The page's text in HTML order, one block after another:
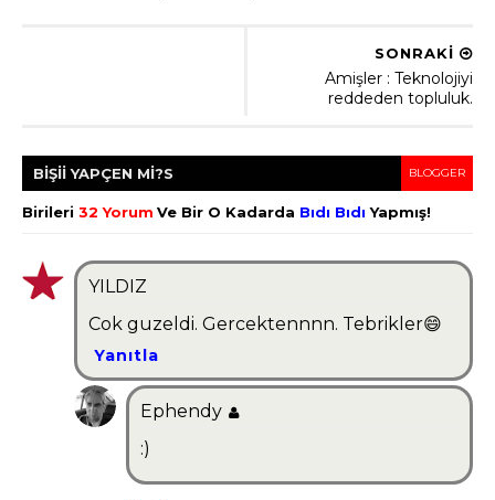
SONRAKİ
Amişler : Teknolojiyi
reddeden topluluk.
BİŞİİ YAPÇEN Mİ?S BLOGGER
Birileri 32 Yorum Ve Bir O Kadarda Bıdı BıdıYapmış!
YILDIZ
Cok guzeldi. Gercektennnn. Tebrikler😄
Yanıtla
Ephendy
:)